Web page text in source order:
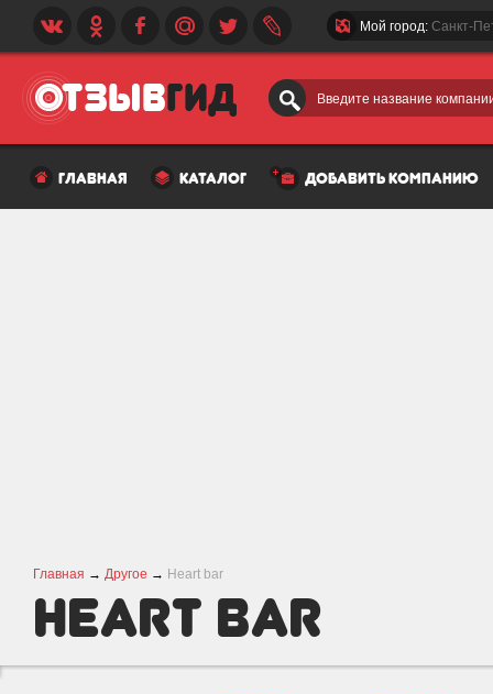
Введите название
Мой город: Санкт-
главная каталог добавить компанию
Главная → Другое → Heart bar
Heart bar